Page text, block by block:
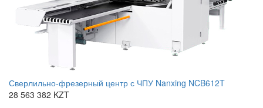
Сверлильно-фрезерный центр с ЧПУ Nanxing NCB612T
28 563 382 KZT